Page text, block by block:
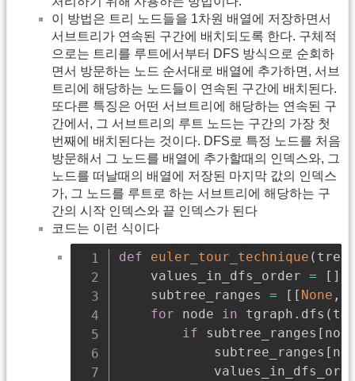
이 방법은 트리 노드들을 1차원 배열에 저장하면서
서브트리가 연속된 구간에 배치되도록 한다. 구체적
으로는 트리를 루트에서부터 DFS 방식으로 순회하
면서 방문하는 노드 순서대로 배열에 추가하면, 서브
트리에 해당하는 노드들이 연속된 구간에 배치된다.
또다른 특징은 어떤 서브트리에 해당하는 연속된 구
간에서, 그 서브트리의 루트 노드는 구간의 가장 첫
번째에 배치된다는 것이다. DFS로 특정 노드를 처음
방문해서 그 노드를 배열에 추가할때의 인덱스와, 그
노드를 떠날때의 배열에 저장된 마지막 값의 인덱스
가, 그 노드를 루트로 하는 서브트리에 해당하는 구
간의 시작 인덱스와 끝 인덱스가 된다
코드는 이런 식이다
def euler_tour_technique ( tree
    values_in_dfs_order
= [ ]
    subtree_ranges
= [ [ None ,
for node in tgraph . dfs (
if subtree_ranges [
            subtree_ranges
[